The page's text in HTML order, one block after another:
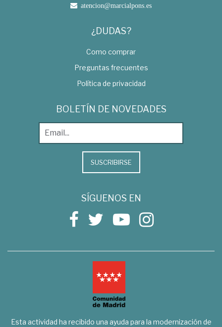
atencion@marcialpons.es
¿DUDAS?
Como comprar
Preguntas frecuentes
Política de privacidad
BOLETÍN DE NOVEDADES
SUSCRIBIRSE
SÍGUENOS EN
Esta actividad ha recibido una ayuda para la modernización de